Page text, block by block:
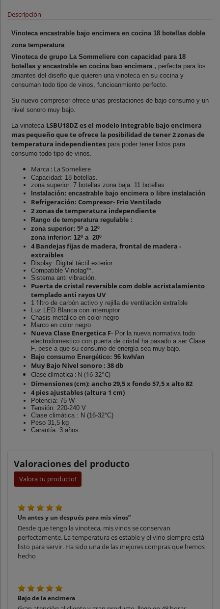
Descripción
Vinoteca encastrable bajo encimera en cocina 18 botellas doble
zona temperatura
Vinoteca de grupo La Sommeliere con capacidad para 18
botellas y encastrable en cocina bao encimera , perfecta para los
amantes del diseño que quieren una vinoteca en su cocina y
consuman todo tipo de vinos, funcioanmiento perfecto.
Su nuevo compresor ofrece unas prestaciones de bajo consumo y un
nivel sonoro muy bajo.
La vinoteca LSBU18DZ es el modelo integrable bajo encimera
mas pequeño que te ofrece la posibilidad de tener 2 zonas de
temperatura independientes para poder tener listos para
consumo todo tipo de vinos.
Marca : La Someliere
Capacidad: 18 botellas.
zona superior: 7 botellas zona baja: 11 botellas
Instalación: encastrable bajo encimera o libre instalación
Refrigeración: Compresor- Frio Ventilado
2 zonas de temperatura independiente
Rango de temperatura regulable :
zona superior: 5º a 12º
zona inferior: 12º a 20º
4 Bandejas fijas de madera, frontal de madera -
extraibles
Display: Digital táctil exterior.
Compatible Vinotag**.
Sistema anti vibración.
Puerta de cristal reversible com doble acristalamiento
templado anti rayos UV
1 filtro de carbón activo y rejilla de ventilación extraíble
Luz LED Blanca con interruptor
Chasis metálico en color negro
Marco en color negro
Nueva Clase Energetica F- Por la nueva normativa todo
electrodomestico con puerta de cristal ha pasado a ser Clase
F, pese a que su consumo de energía sea muy bajo.
Bajo consumo Energético: 96 kwh/an
Muy Bajo Nivel sonoro : 38 db
Clase climatica : N (16-32°C)
Dimensiones (cm): ancho 29,5 x fondo 57,5 x alto 82
4 pies ajustables (altura 1 cm)
Potencia: 75 W
Tensión: 220-240 V
Clase climática : N (16-32°C)
Peso 31,5 kg
Garantía: 3 años.
Valoraciones del producto
Valora tu producto!
Un antes y un después para mis vinos”
Desde que tengo la vinoteca, mis vinos se conservan
perfectamente. La temperatura es estable y el vino siempre está
listo para servir. Ha sido una de las mejores compras que hemos
hecho
Bajo de la encimera